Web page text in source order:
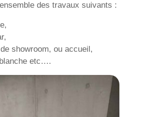
des travaux suivants :
showroom, ou accueil,
etc….